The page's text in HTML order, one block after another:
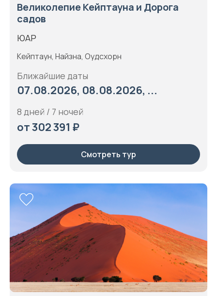
Великолепие Кейптауна и Дорога
садов
ЮАР
Кейптаун, Найзна, Оудсхорн
Ближайшие даты
07.08.2026, 08.08.2026, ...
8 дней / 7 ночей
от 302 391 ₽
Смотреть тур